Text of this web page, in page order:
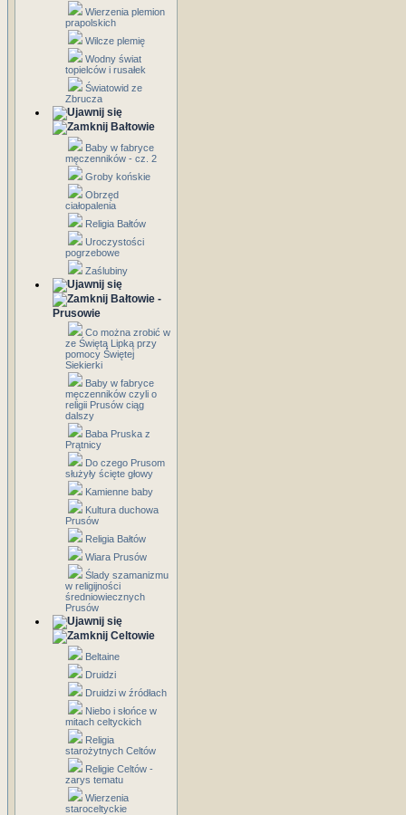
Wierzenia plemion
prapolskich
Wilcze plemię
Wodny świat
topielców i rusałek
Światowid ze
Zbrucza
Bałtowie
Baby w fabryce
męczenników - cz. 2
Groby końskie
Obrzęd
ciałopalenia
Religia Bałtów
Uroczystości
pogrzebowe
Zaślubiny
Bałtowie -
Prusowie
Co można zrobić w
ze Świętą Lipką przy
pomocy Świętej
Siekierki
Baby w fabryce
męczenników czyli o
religii Prusów ciąg
dalszy
Baba Pruska z
Prątnicy
Do czego Prusom
służyły ścięte głowy
Kamienne baby
Kultura duchowa
Prusów
Religia Bałtów
Wiara Prusów
Ślady szamanizmu
w religijności
średniowiecznych
Prusów
Celtowie
Beltaine
Druidzi
Druidzi w źródłach
Niebo i słońce w
mitach celtyckich
Religia
starożytnych Celtów
Religie Celtów -
zarys tematu
Wierzenia
staroceltyckie